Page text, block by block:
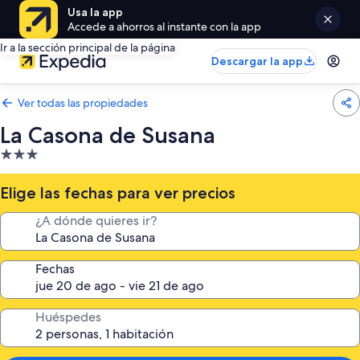
Usa la app
Accede a ahorros al instante con la app
Ir a la sección principal de la página
Descargar la app
Ver todas las propiedades
La Casona de Susana
Propiedad
de
3.0
estrellas
Elige las fechas para ver precios
¿A dónde quieres ir?
Fechas
Huéspedes